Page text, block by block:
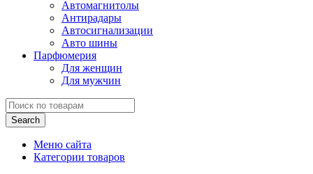
Автомагнитолы
Антирадары
Автосигнализации
Авто шины
Парфюмерия
Для женщин
Для мужчин
Search
Меню сайта
Категории товаров